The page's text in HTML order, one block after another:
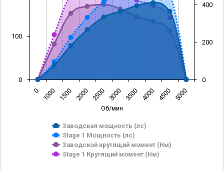
Об/мин
Заводская мощность (лс)
Stage 1 Мощность (лс)
Заводской крутящий момент (Нм)
Stage 1 Крутящий момент (Нм)
0 1000 1500 2000 2500 3000 3500 4000 4500 5000
0
100
0
200
400